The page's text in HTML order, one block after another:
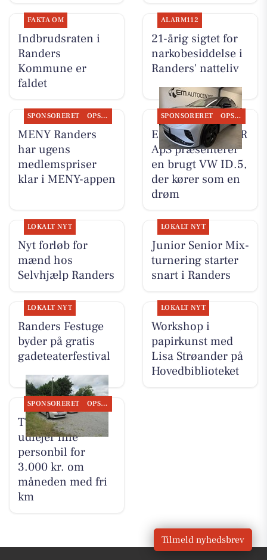
FAKTA OM
Indbrudsraten i
Randers
Kommune er
faldet
ALARM112
21-årig sigtet for
narkobesiddelse i
Randers' natteliv
SPONSORERET OPSLAGSTAVLEN
MENY Randers
har ugens
medlemspriser
klar i MENY-appen
SPONSORERET OPSLAGSTAVLEN
EM AUTOCENTER
ApS præsenterer
en brugt VW ID.5,
der kører som en
drøm
LOKALT NYT
Nyt forløb for
mænd hos
Selvhjælp Randers
LOKALT NYT
Junior Senior Mix-
turnering starter
snart i Randers
LOKALT NYT
Randers Festuge
byder på gratis
gadeteaterfestival
LOKALT NYT
Workshop i
papirkunst med
Lisa Strøander på
Hovedbiblioteket
SPONSORERET OPSLAGSTAVLEN
TT CARS ApS
udlejer lille
personbil for
3.000 kr. om
måneden med fri
km
Tilmeld nyhedsbrev